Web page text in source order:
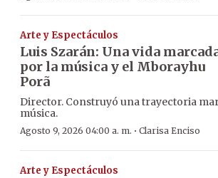
Arte y Espectáculos
Luis Szarán: Una vida
por la música y el Mborayhu
Porã
Director. Construyó una trayectoria
música.
Agosto 9, 2026 04:00 a. m. · Clarisa Enciso
Arte y Espectáculos